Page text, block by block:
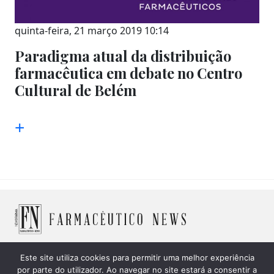
quinta-feira, 21 março 2019 10:14
Paradigma atual da distribuição
farmacêutica em debate no Centro
Cultural de Belém
+
© 2026 Farmacêutico News -Política de Cookies |Política
Este site utiliza cookies para permitir uma melhor experiência
por parte do utilizador. Ao navegar no site estará a consentir a